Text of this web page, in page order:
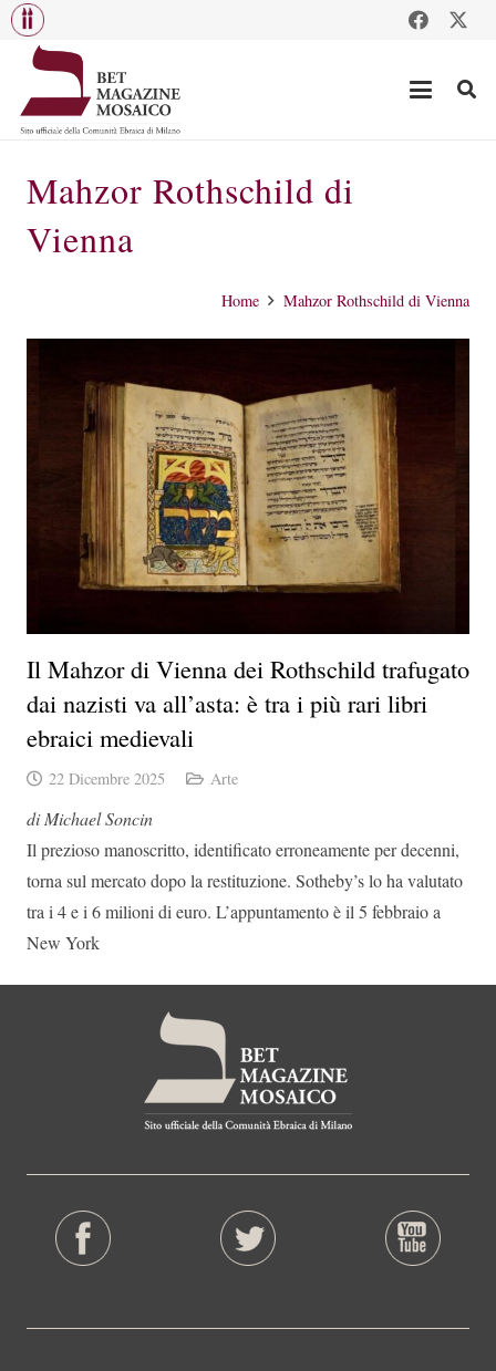
Mahzor Rothschild di
Vienna
Home Mahzor Rothschild di Vienna
Il Mahzor di Vienna dei Rothschild trafugato
dai nazisti va all’asta: è tra i più rari libri
ebraici medievali
22 Dicembre 2025 Arte
di Michael Soncin
Il prezioso manoscritto, identificato erroneamente per decenni,
torna sul mercato dopo la restituzione. Sotheby’s lo ha valutato
tra i 4 e i 6 milioni di euro. L’appuntamento è il 5 febbraio a
New York